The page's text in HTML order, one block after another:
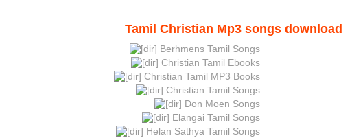
Tamil Christian Mp3 songs download
Berhmens Tamil Songs
Christian Tamil Ebooks
Christian Tamil MP3 Books
Christian Tamil Songs
Don Moen Songs
Elangai Tamil Songs
Helan Sathya Tamil Songs